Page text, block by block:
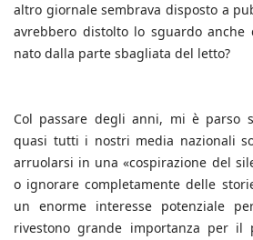
altro giornale sembrava disposto a
avrebbero distolto lo sguardo anche
nato dalla parte sbagliata del letto?
Col passare degli anni, mi è parso
quasi tutti i nostri media nazionali
arruolarsi in una «cospirazione del
o ignorare completamente delle
un enorme interesse potenziale
rivestono grande importanza per il